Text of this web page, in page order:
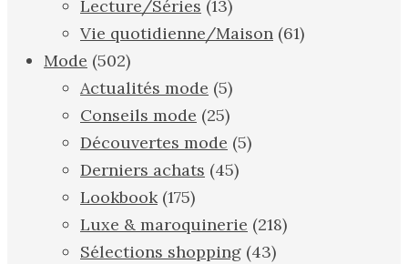
Lecture/Séries (13)
Vie quotidienne/Maison (61)
Mode (502)
Actualités mode (5)
Conseils mode (25)
Découvertes mode (5)
Derniers achats (45)
Lookbook(175)
Luxe & maroquinerie (218)
Sélections shopping (43)